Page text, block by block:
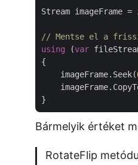
Stream imageFrame =
// Mentse el a
using (var
{
    imageFrame.Seek(
Bármelyik értéket
RotateFlip